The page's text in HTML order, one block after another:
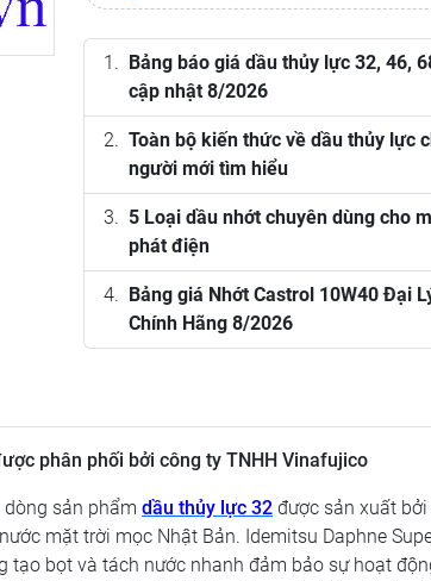
Bảng báo giá dầu thủy lực 32, 46,
cập nhật 8/2026
Toàn bộ kiến thức về dầu thủy lực
người mới tìm hiểu
5 Loại dầu nhớt chuyên dùng cho
phát điện
Bảng giá Nhớt Castrol 10W40 Đại
Chính Hãng 8/2026
phân phối bởi công ty TNHH Vinafujico
dòng sản phẩm dầu thủy lực 32 được sản xuất bởi
mặt trời mọc Nhật Bản. Idemitsu Daphne
bọt và tách nước nhanh đảm bảo sự hoạt